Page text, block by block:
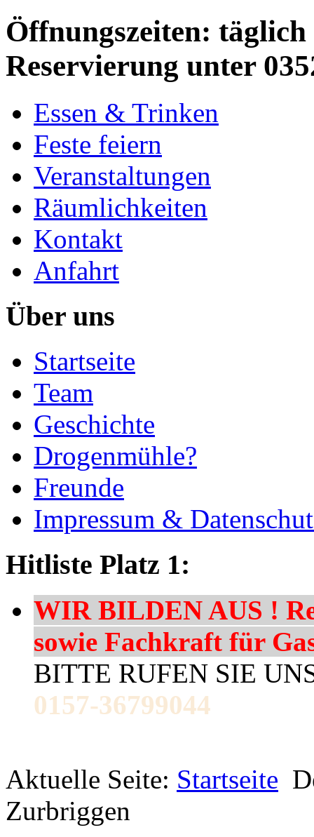
Öffnungszeiten: täglich
Reservierung unter
Essen & Trinken
Feste feiern
Veranstaltungen
Räumlichkeiten
Kontakt
Anfahrt
Über uns
Startseite
Team
Geschichte
Drogenmühle?
Freunde
Impressum &
Hitliste Platz 1:
WIR BILDEN AUS !
sowie Fachkraft für
BITTE RUFEN SIE
0157-36799044
Aktuelle Seite: Startseite
Zurbriggen